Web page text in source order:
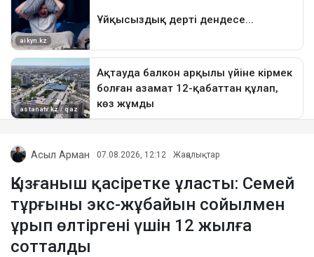
Асыл Арман 07.08.2026, 12:12 Жаңалықтар
Қызғаныш қасіретке ұласты: Семей
тұрғыны экс-жұбайын сойылмен
ұрып өлтіргені үшін 12 жылға
сотталды